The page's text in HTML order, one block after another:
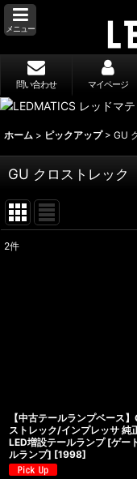
メニュー
問い合わせ マイページ
ホーム > ピックアップ > GU
GU クロストレック
2件
【中古テールランプベース
ストレック/インプレッサ 純
LED増設テールランプ [ゲー
ルランプ] [1998]